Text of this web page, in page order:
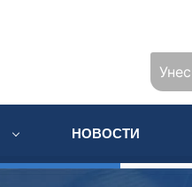
НОВОСТИ